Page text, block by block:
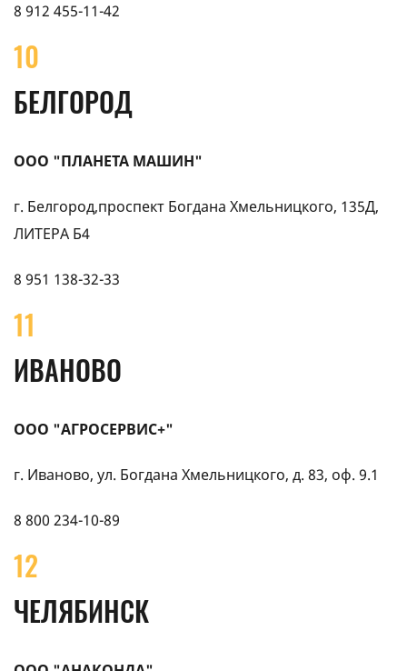
8 912 455-11-42
10
БЕЛГОРОД
ООО "ПЛАНЕТА МАШИН"
г. Белгород,проспект Богдана Хмельницкого, 135Д,
ЛИТЕРА Б4
8 951 138-32-33
11
ИВАНОВО
ООО "АГРОСЕРВИС+"
г. Иваново, ул. Богдана Хмельницкого, д. 83, оф. 9.1
8 800 234-10-89
12
ЧЕЛЯБИНСК